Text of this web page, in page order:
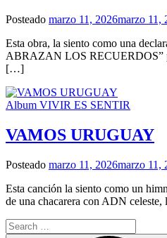
Posteado marzo 11, 2026marzo 11,
Esta obra, la siento como una
ABRAZAN LOS RECUERDOS”
[…]
Album VIVIR ES SENTIR
VAMOS URUGUAY
Posteado marzo 11, 2026marzo 11,
Esta canción la siento como un
de una chacarera con ADN
Search